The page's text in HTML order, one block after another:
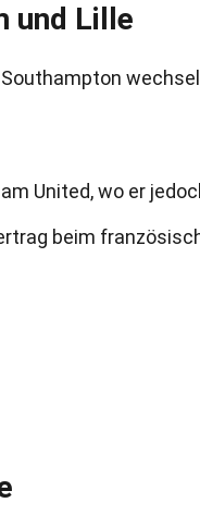
und Lille
United, wo er
beim